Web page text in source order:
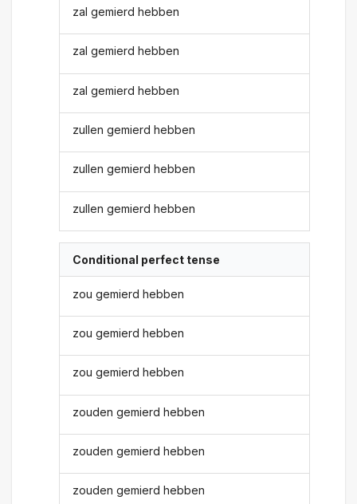
zal gemierd hebben
zal gemierd hebben
zal gemierd hebben
zullen gemierd hebben
zullen gemierd hebben
zullen gemierd hebben
Conditional perfect tense
zou gemierd hebben
zou gemierd hebben
zou gemierd hebben
zouden gemierd hebben
zouden gemierd hebben
zouden gemierd hebben